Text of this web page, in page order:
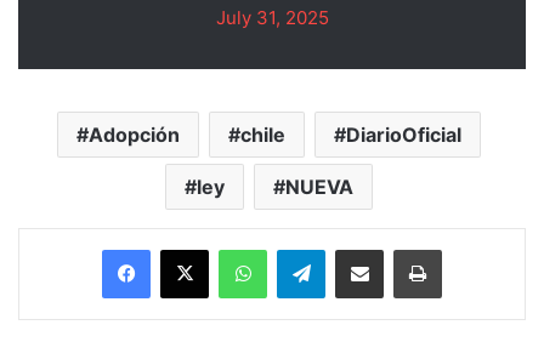
July 31, 2025
Adopción chile DiarioOficial
ley NUEVA
Facebook
X WhatsAppTelegramEnviar vía email Imprimir